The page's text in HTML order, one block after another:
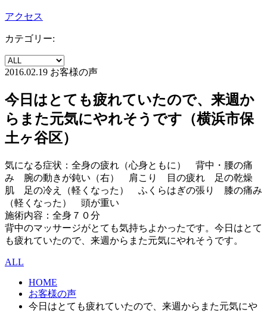
アクセス
カテゴリー:
2016.02.19 お客様の声
今日はとても疲れていたので、来週か
らまた元気にやれそうです（横浜市保
土ヶ谷区）
気になる症状：全身の疲れ（心身ともに） 背中・腰の痛
み 腕の動きが鈍い（右） 肩こり 目の疲れ 足の乾燥
肌 足の冷え（軽くなった） ふくらはぎの張り 膝の痛み
（軽くなった） 頭が重い
施術内容：全身７０分
背中のマッサージがとても気持ちよかったです。今日はとて
も疲れていたので、来週からまた元気にやれそうです。
ALL
HOME
お客様の声
今日はとても疲れていたので、来週からまた元気にや